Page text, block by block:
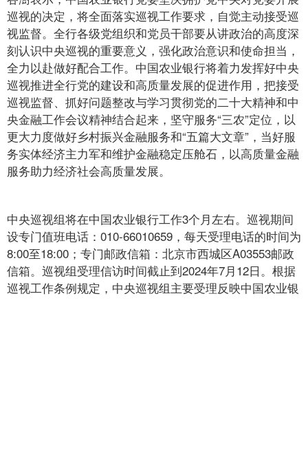
巡视的决定，将全面落实巡视工作要求，自觉主动接受巡
视监督。全行各级党组织和党员干部要从讲政治的高度深
刻认识中央巡视的重要意义，强化政治意识和使命担当，
全力以赴做好配合工作。中国农业银行将着力发挥好中央
巡视推进全行党的建设和高质量发展的促进作用，把接受
巡视监督、抓好问题整改与学习贯彻党的二十大精神和中
央金融工作会议精神结合起来，坚守服务“三农”定位，以
更大力度做好乡村振兴金融服务和“五篇大文章”，当好服
务实体经济主力军和维护金融稳定压舱石，以高质量金融
服务助力经济社会高质量发展。
中央巡视组将在中国农业银行工作3个月左右。巡视期间
设专门值班电话：010-66010659，每天受理电话的时间为
8:00至18:00；专门邮政信箱：北京市西城区A03553邮政
信箱。巡视组受理信访时间截止到2024年7月12日。根据
巡视工作条例规定，中央巡视组主要受理反映中国农业银